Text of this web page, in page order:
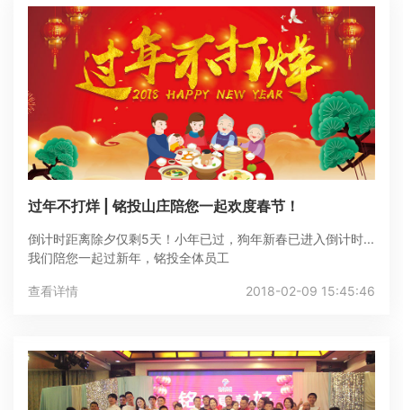
过年不打烊 | 铭投山庄陪您一起欢度春节！
倒计时距离除夕仅剩5天！小年已过，狗年新春已进入倒计时...
我们陪您一起过新年，铭投全体员工
查看详情 2018-02-09 15:45:46